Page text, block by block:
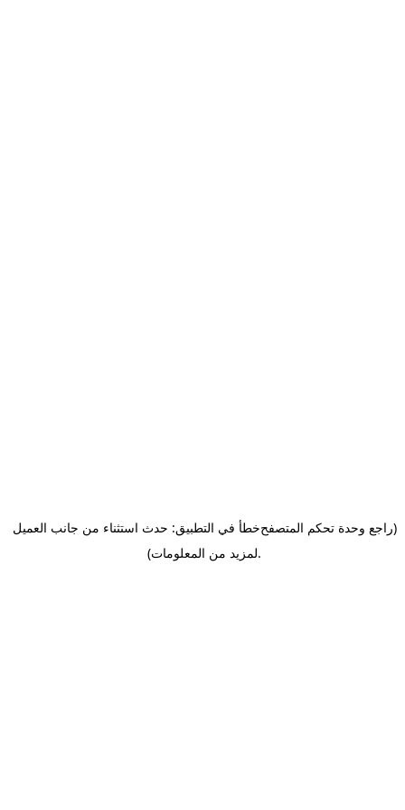
خطأ في التطبيق: حدث استثناء من جانب العميل(راجع وحدة تحكم المتصفح
لمزيد من المعلومات).